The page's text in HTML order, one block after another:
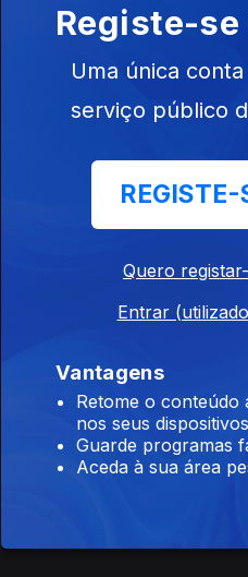
Diário Regional 09;30 29/07/
Diário Regional 08;30
29 jul. 2026
Diário Regional 08;30 29/07/
Diário Regional 08;30
Celina Faria
Diário Regional 08;30 28/07/
Diário Regional 09;30
Celina Faria
Registe-se
Uma única
serviço público
REGISTE-
Quero
Entrar
Vantagens
Retome o
nos seus
Guarde programas
Aceda à sua área